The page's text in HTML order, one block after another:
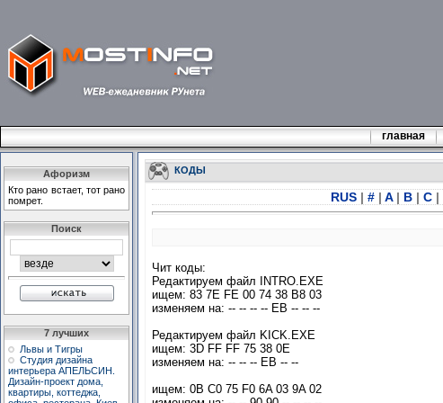
главная
Афоризм
Кто pано встает, тот pано
помpет.
Поиск
7 лучших
Львы и Тигры
Студия дизайна
интерьера АПЕЛЬСИН.
Дизайн-проект дома,
квартиры, коттеджа,
КОДЫ
RUS | # | A | B | C |
Чит коды:
Редактируем файл INTRO.EXE
ищем: 83 7E FE 00 74 38 B8 03
изменяем на: -- -- -- -- EB -- -- --
Редактируем файл KICK.EXE
ищем: 3D FF FF 75 38 0E
изменяем на: -- -- -- EB -- --
ищем: 0B C0 75 F0 6A 03 9A 02